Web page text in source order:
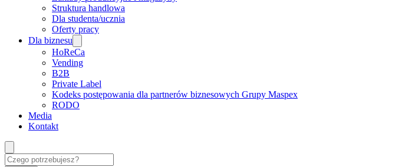
Struktura handlowa
Dla studenta/ucznia
Oferty pracy
Dla biznesu
HoReCa
Vending
B2B
Private Label
Kodeks postępowania dla partnerów biznesowych Grupy Maspex
RODO
Media
Kontakt